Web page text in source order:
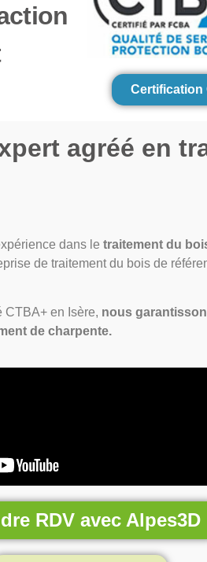
Certification
agréé en
dans le traitement du
de traitement du bois de
CTBA+ en Isère, nous
de charpente.
RDV avec Alpes3D